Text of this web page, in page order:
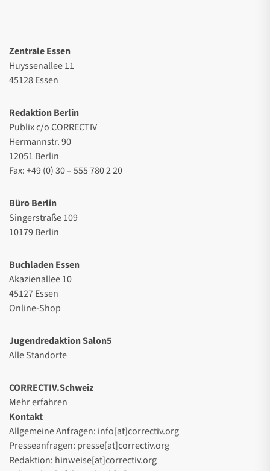
Zentrale Essen
Huyssenallee 11
45128 Essen
Redaktion Berlin
Publix c/o CORRECTIV
Hermannstr. 90
12051 Berlin
Fax: +49 (0) 30 – 555 780 2 20
Büro Berlin
Singerstraße 109
10179 Berlin
Buchladen Essen
Akazienallee 10
45127 Essen
Online-Shop
Jugendredaktion Salon5
Alle Standorte
CORRECTIV.Schweiz
Mehr erfahren
Kontakt
Allgemeine Anfragen: info[at]correctiv.org
Presseanfragen: presse[at]correctiv.org
Redaktion: hinweise[at]correctiv.org